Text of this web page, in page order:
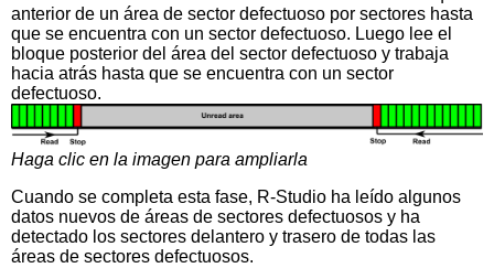
anterior de un área de sector defectuoso por sectores hasta
que se encuentra con un sector defectuoso. Luego lee el
bloque posterior del área del sector defectuoso y trabaja
hacia atrás hasta que se encuentra con un sector
defectuoso.
Haga clic en la imagen para ampliarla
Cuando se completa esta fase, R-Studio ha leído algunos
datos nuevos de áreas de sectores defectuosos y ha
detectado los sectores delantero y trasero de todas las
áreas de sectores defectuosos.